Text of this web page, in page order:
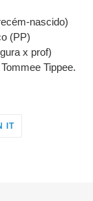
nascido)
(PP)
x prof)
Tippee.
ITADICIONE